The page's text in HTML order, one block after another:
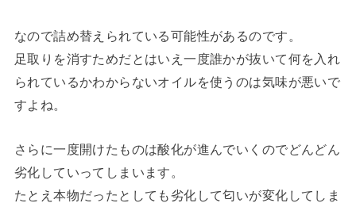
なので詰め替えられている可能性があるのです。
足取りを消すためだとはいえ一度誰かが抜いて何を入れ
られているかわからないオイルを使うのは気味が悪いで
すよね。
さらに一度開けたものは酸化が進んでいくのでどんどん
劣化していってしまいます。
たとえ本物だったとしても劣化して匂いが変化してしま